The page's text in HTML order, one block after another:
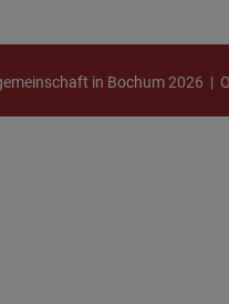
in Bochum 2026 |